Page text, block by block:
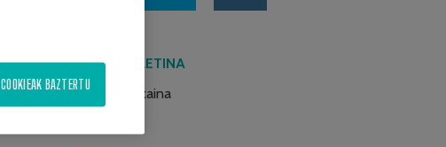
AZKEN BULETINA
2026ko ekaina
COOKIEAK BAZTERTU